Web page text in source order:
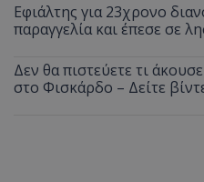
Εφιάλτης για 23χρονο
παραγγελία και έπεσε σε
Δεν θα πιστεύετε τι
στο Φισκάρδο – Δείτε